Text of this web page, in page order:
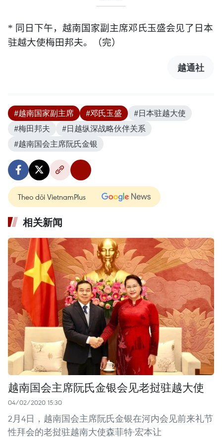
* 同日下午，越南国家副主席邓氏玉盛会见了日本
驻越大使梅田邦夫。（完）
越通社
#越南国家副主席 #邓氏玉盛
#日本驻越大使
#梅田邦夫
#日越纵深战略伙伴关系
#越南国会主席阮氏金银
Theo dõi VietnamPlus
相关新闻
越南国会主席阮氏金银会见老挝驻越大使
04/02/2020 15:30
2月4日，越南国会主席阮氏金银在河内会见前来礼节
性拜会的老挝驻越南大使森菲特·宏本让